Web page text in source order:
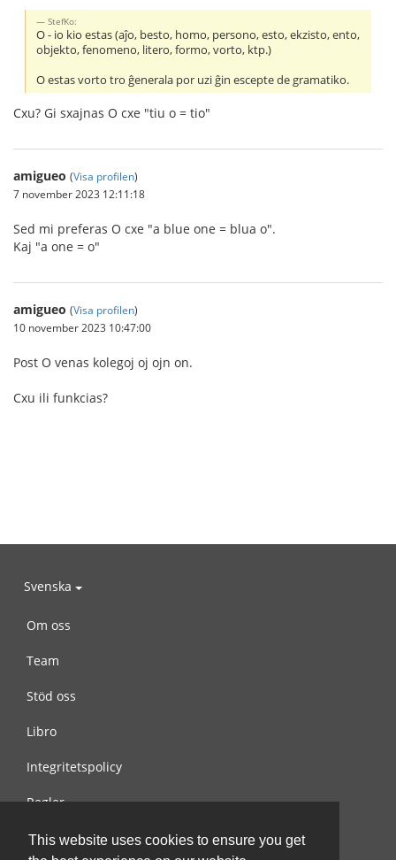
This website uses cookies to ensure you get
StefKo:
O - io kio estas (aĵo, besto, homo, persono, esto, ekzisto, ento,
objekto, fenomeno, litero, formo, vorto, ktp.)
O estas vorto tro ĝenerala por uzi ĝin escepte de gramatiko.
Cxu? Gi sxajnas O cxe "tiu o = tio"
amigueo (Visa profilen)
7 november 2023 12:11:18
Sed mi preferas O cxe "a blue one = blua o".
Kaj "a one = o"
amigueo (Visa profilen)
10 november 2023 10:47:00
Post O venas kolegoj oj ojn on.
Cxu ili funkcias?
Svenska
Om oss
Team
Stöd oss
Libro
Integritetspolicy
Regler
Kontakta oss